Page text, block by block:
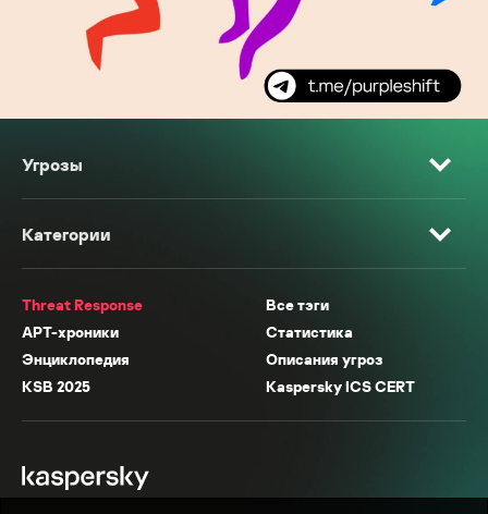
Угрозы
Категории
Threat Response
Все тэги
APT-хроники
Статистика
Энциклопедия
Описания угроз
KSB 2025
Kaspersky ICS CERT